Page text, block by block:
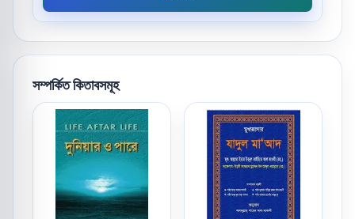
সম্পর্কিত কিতাবসমূহ